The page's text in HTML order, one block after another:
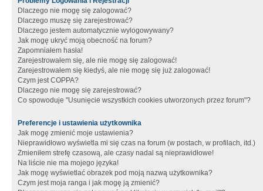
Dlaczego nie mogę się zalogować?
Dlaczego muszę się zarejestrować?
Dlaczego jestem automatycznie wylogowywany?
Jak mogę ukryć moją obecność na forum?
Zapomniałem hasła!
Zarejestrowałem się, ale nie mogę się zalogować!
Zarejestrowałem się kiedyś, ale nie mogę się już zalogować!
Czym jest COPPA?
Dlaczego nie mogę się zarejestrować?
Co spowoduje "Usunięcie wszystkich cookies utworzonych przez forum"?
Preferencje i ustawienia użytkownika
Jak mogę zmienić moje ustawienia?
Nieprawidłowo wyświetla mi się czas na forum (w postach, w profilach, itd.)
Zmieniłem strefę czasową, ale czasy nadal są nieprawidłowe!
Na liście nie ma mojego języka!
Jak mogę wyświetlać obrazek pod moją nazwą użytkownika?
Czym jest moja ranga i jak mogę ją zmienić?